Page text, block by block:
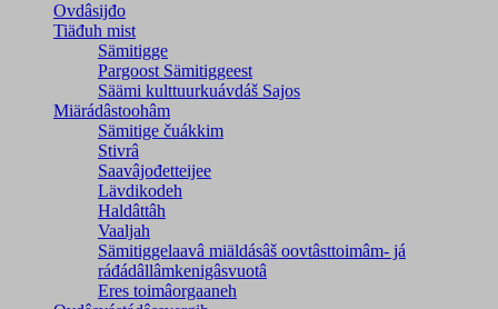
Ovdâsijđo
Tiäđuh mist
Sämitigge
Pargoost Sämitiggeest
Säämi kulttuurkuávdáš Sajos
Miärádâstoohâm
Sämitige čuákkim
Stivrâ
Saavâjođetteijee
Lävdikodeh
Haldâttâh
Vaaljah
Sämitiggelaavâ miäldásâš oovtâsttoimâm- já
ráđádâllâmkenigâsvuotâ
Eres toimâorgaaneh